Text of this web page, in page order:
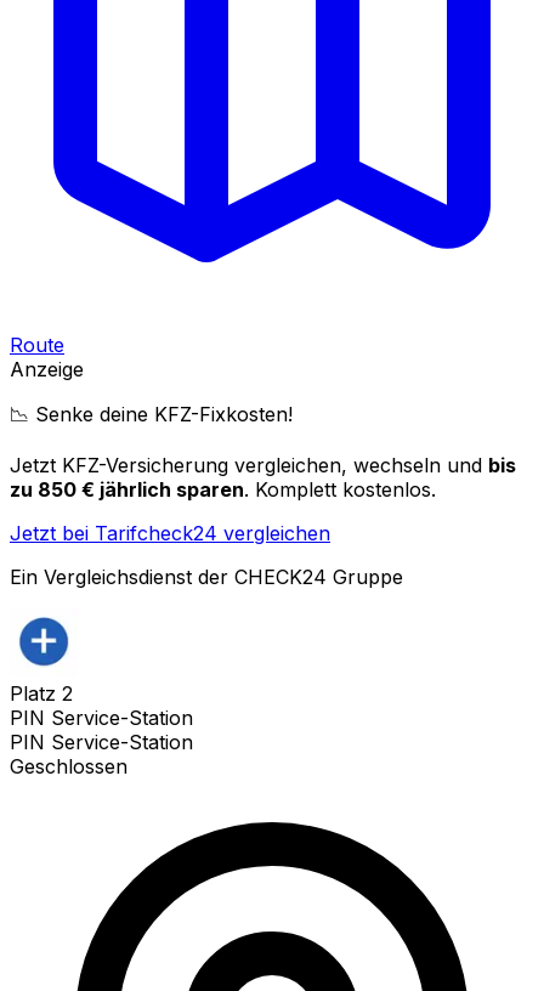
Route
Anzeige
📉 Senke deine KFZ-Fixkosten!
Jetzt KFZ-Versicherung vergleichen, wechseln und bis
zu 850 € jährlich sparen. Komplett kostenlos.
Jetzt bei Tarifcheck24 vergleichen
Ein Vergleichsdienst der CHECK24 Gruppe
Platz 2
PIN Service-Station
PIN Service-Station
Geschlossen